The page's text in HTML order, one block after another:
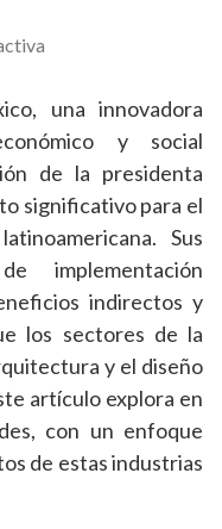
una innovadora
y social
de la presidenta
significativo para el
Sus
implementación
indirectos y
los sectores de la
y el diseño
artículo explora en
con un enfoque
de estas industrias